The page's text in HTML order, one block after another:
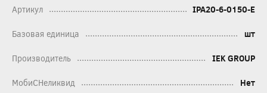
Артикул IPA20-6-0150-E
Базовая единица шт
Производитель IEK GROUP
МобиСНеликвид Нет